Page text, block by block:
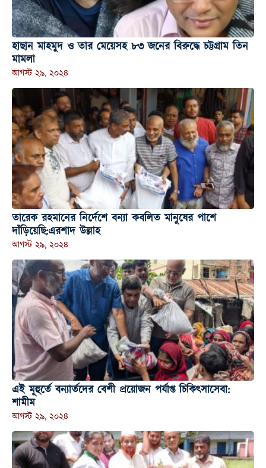
হাছান মাহমুদ ও তার মেয়েসহ ৮৩ জনের বিরুদ্ধে চট্টগ্রাম তিন
মামলা
আগস্ট ২৯, ২০২৪
তারেক রহমানের নির্দেশে বন্যা কবলিত মানুষের পাশে
দাঁড়িয়েছি:এরশাদ উল্লাহ
আগস্ট ২৯, ২০২৪
এই মূহুর্তে বন্যার্তদের বেশী প্রয়োজন পর্যাপ্ত চিকিৎসাসেবা:
শামীম
আগস্ট ২৯, ২০২৪